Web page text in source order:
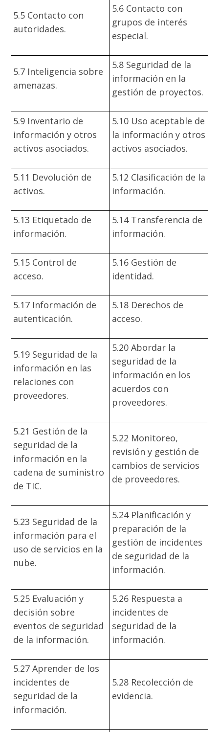
5.5 Contacto con
autoridades.
5.6 Contacto con
grupos de interés
especial.
5.7 Inteligencia sobre
amenazas.
5.8 Seguridad de la
información en la
gestión de proyectos.
5.9 Inventario de
información y otros
activos asociados.
5.10 Uso aceptable de
la información y otros
activos asociados.
5.11 Devolución de
activos.
5.12 Clasificación de la
información.
5.13 Etiquetado de
información.
5.14 Transferencia de
información.
5.15 Control de
acceso.
5.16 Gestión de
identidad.
5.17 Información de
autenticación.
5.18 Derechos de
acceso.
5.19 Seguridad de la
información en las
relaciones con
proveedores.
5.20 Abordar la
seguridad de la
información en los
acuerdos con
proveedores.
5.21 Gestión de la
seguridad de la
información en la
cadena de suministro
de TIC.
5.22 Monitoreo,
revisión y gestión de
cambios de servicios
de proveedores.
5.23 Seguridad de la
información para el
uso de servicios en la
nube.
5.24 Planificación y
preparación de la
gestión de incidentes
de seguridad de la
información.
5.25 Evaluación y
decisión sobre
eventos de seguridad
de la información.
5.26 Respuesta a
incidentes de
seguridad de la
información.
5.27 Aprender de los
incidentes de
seguridad de la
información.
5.28 Recolección de
evidencia.